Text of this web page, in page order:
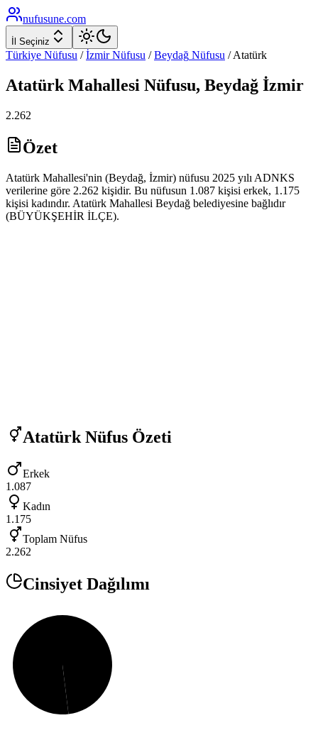
nufusune.com
İl Seçiniz
Türkiye Nüfusu / İzmirNüfusu / Beydağ Nüfusu /Atatürk
Atatürk Mahallesi Nüfusu, Beydağ İzmir
2.262
Özet
Atatürk Mahallesi'nin (Beydağ, İzmir) nüfusu 2025 yılı ADNKS
verilerine göre 2.262 kişidir. Bu nüfusun 1.087 kişisi erkek, 1.175
kişisi kadındır. Atatürk Mahallesi Beydağ belediyesine bağlıdır
(BÜYÜKŞEHİR İLÇE).
Atatürk Nüfus Özeti
Erkek
1.087
Kadın
1.175
Toplam Nüfus
2.262
Cinsiyet Dağılımı